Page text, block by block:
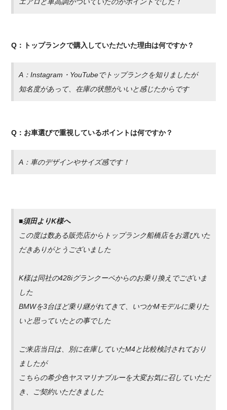
Q：トップランクで購入していただいた理由は何ですか？
A：Instagram・YouTubeでトップランクを知りましたが
知名度があって、在庫の状態がいいと感じたからです
Q：お車選びで重視しているポイントは何ですか？
A：車のデザインやサイズ感です！
■須田よりK様へ
この度は数ある販売店からトップランク船橋店をお選びいた
だきありがとうございました
K様は同社の428iグランクーペからのお乗り換えでございま
した
BMWを3台ほど乗り継がれてきて、いつかMモデルに乗りた
いと思っていたとの事でした
ご来店当日は、別に在庫していたM4と比較検討されており
ましたが
こちらの希少色ヤスマリナブルーを大変お気に召していただ
き、ご契約いただきました